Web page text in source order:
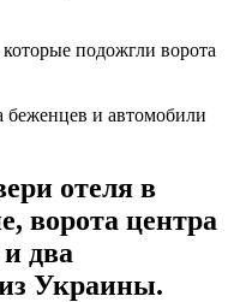
и автомобили
отеля в
ворота центра
два
Украины.